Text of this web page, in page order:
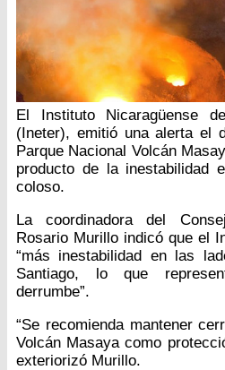
El Instituto Nicaragüense
(Ineter), emitió una alerta el
Parque Nacional Volcán
producto de la inestabilidad
coloso.
La coordinadora del
Rosario Murillo indicó que el
“más inestabilidad en las
Santiago, lo que
derrumbe”.
“Se recomienda mantener
Volcán Masaya como
exteriorizó Murillo.